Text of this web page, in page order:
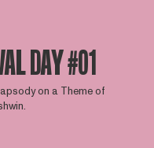
DAY #01
on a Theme of